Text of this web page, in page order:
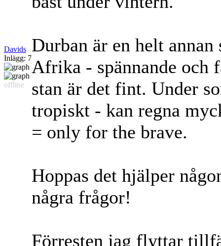
Davids
Inlägg: 7
offline
Durban är en helt
Afrika - spännande
stan är det fint. Under
tropiskt - kan regna
= only for the brave.
Hoppas det hjälper
några frågor!
Förresten jag flyttar